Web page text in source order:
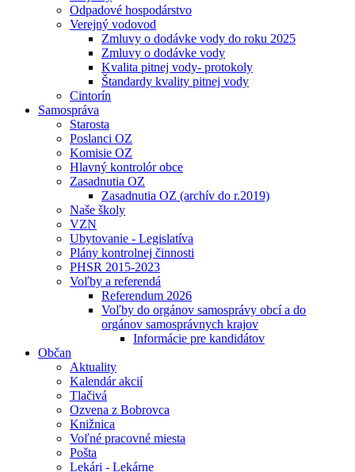
Odpadové hospodárstvo
Verejný vodovod
Zmluvy o dodávke vody do roku 2025
Zmluvy o dodávke vody
Kvalita pitnej vody- protokoly
Štandardy kvality pitnej vody
Cintorín
Samospráva
Starosta
Poslanci OZ
Komisie OZ
Hlavný kontrolór obce
Zasadnutia OZ
Zasadnutia OZ (archív do r.2019)
Naše školy
VZN
Ubytovanie - Legislatíva
Plány kontrolnej činnosti
PHSR 2015-2023
Voľby a referendá
Referendum 2026
Voľby do orgánov samosprávy obcí a do
orgánov samosprávnych krajov
Informácie pre kandidátov
Občan
Aktuality
Kalendár akcií
Tlačivá
Ozvena z Bobrovca
Knižnica
Voľné pracovné miesta
Pošta
Lekári - Lekárne